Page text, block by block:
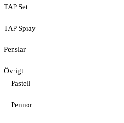
TAP Set
TAP Spray
Penslar
Övrigt
Pastell
Pennor